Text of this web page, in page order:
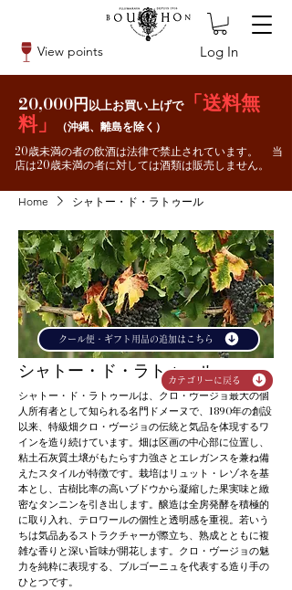
View points Log In
20,000円以上お買い上げで「送料無
料」
（沖縄、離島を除く）
20歳未満の者の飲酒は法律で禁止されています。 当
店は20歳未満の者に対しては酒類は販売しません。
Home シャトー・ド・ラトゥール
シャトー・ド・ラトゥール
シャトー・ド・ラトゥールは、クロ・ヴージョ最大の個
人所有者として知られる名門ドメーヌで、1890年の創設
以来、特級畑クロ・ヴージョの伝統と気品を体現するワ
インを造り続けています。畑は区画の中心部に位置し、
粘土石灰質土壌がもたらす力強さとエレガンスを兼ね備
えたスタイルが特徴です。栽培はリュット・レゾネを基
本とし、古樹比率の高いブドウから凝縮した果実味と緻
密なタンニンを引き出します。醸造は全房発酵を積極的
に取り入れ、テロワールの個性と透明感を重視。若いう
ちは気品あるストラクチャーが際立ち、熟成とともに複
雑な香りと深い旨味が開花します。クロ・ヴージョの魅
力を純粋に表現する、ブルゴーニュを代表する造り手の
ひとつです。
クール便・ギフト用品の追加はこちら
カテゴリーに戻る